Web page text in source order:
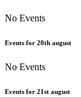
No Events
Events for 20th august
No Events
Events for 21st august